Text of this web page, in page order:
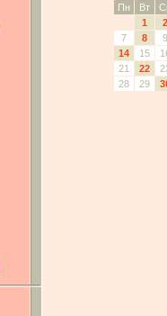
Пн
Вт
1
2
7
8
9
14
15
21
22
28
29